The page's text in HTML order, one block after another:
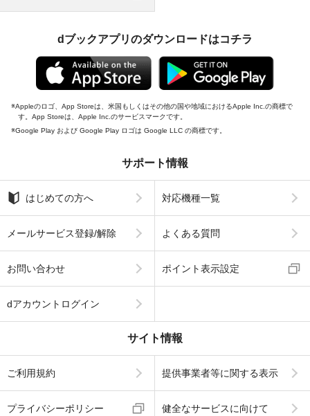
dブックアプリのダウンロードはコチラ
Appleのロゴ、App Storeは、米国もしくはその他の国や地域におけるApple Inc.の商標で
す。App Storeは、Apple Inc.のサービスマークです。
Google Play および Google Play ロゴは Google LLC の商標です。
サポート情報
はじめての方へ 対応機種一覧
メールサービス登録/解除 よくある質問
お問い合わせ ポイント表示設定
dアカウントログイン
サイト情報
ご利用規約 提供事業者等に関する表示
プライバシーポリシー 健全なサービスに向けて